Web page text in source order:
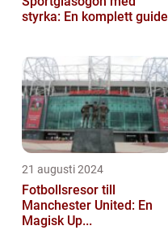
styrka: En komplett guide
21 augusti 2024
Fotbollsresor till
Manchester United: En
Magisk Up...